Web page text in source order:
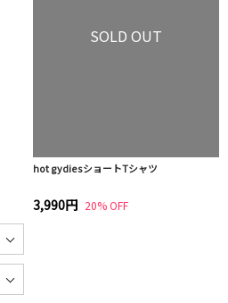
SOLD OUT
hot gydiesショートTシャツ
3,990円 20% OFF